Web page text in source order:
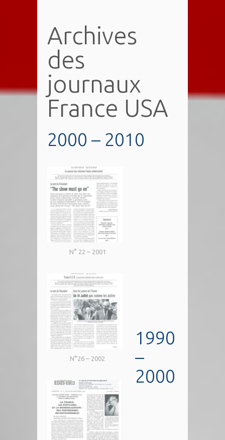
Archives
des
journaux
France USA
2000 – 2010
N° 22 – 2001
N°26 – 2002
1990
–
2000